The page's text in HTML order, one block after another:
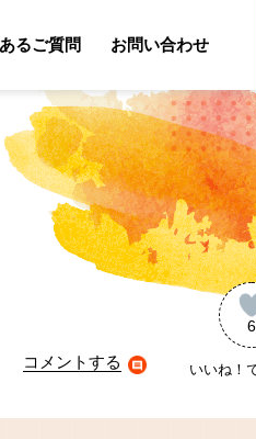
るご質問
お問い合わせ
コメントする
6
いいね！